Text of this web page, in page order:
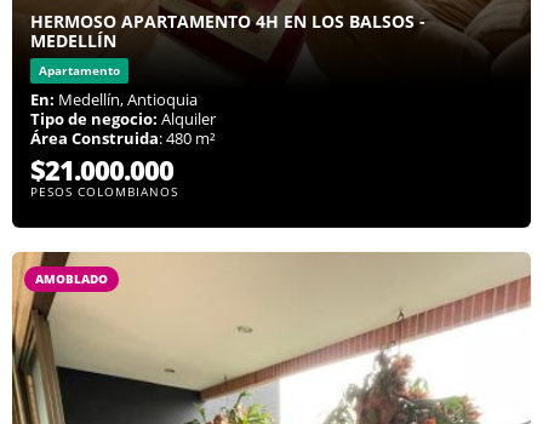
HERMOSO APARTAMENTO 4H EN LOS BALSOS -
MEDELLÍN
Apartamento
En: Medellín, Antioquia
Tipo de negocio: Alquiler
Área Construida: 480 m²
$21.000.000
PESOS COLOMBIANOS
AMOBLADO